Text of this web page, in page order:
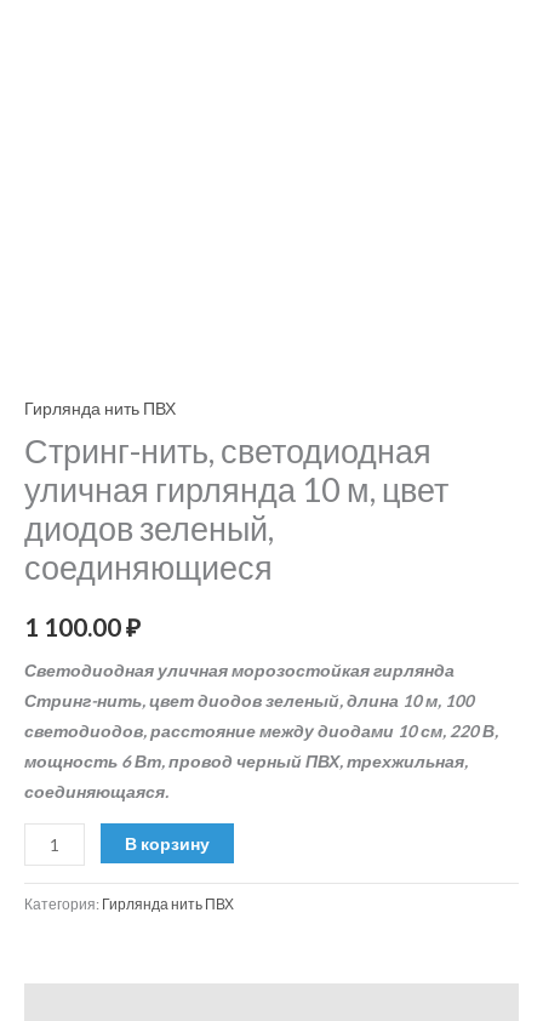
Гирлянда нить ПВХ
Стринг-нить, светодиодная
уличная гирлянда 10 м, цвет
диодов зеленый,
соединяющиеся
1 100.00₽
Светодиодная уличная морозостойкая гирлянда
Стринг-нить, цвет диодов зеленый, длина 10 м, 100
светодиодов, расстояние между диодами 10 см, 220 В,
мощность 6 Вт, провод черный ПВХ, трехжильная,
соединяющаяся.
В корзину
Категория: Гирлянда нить ПВХ